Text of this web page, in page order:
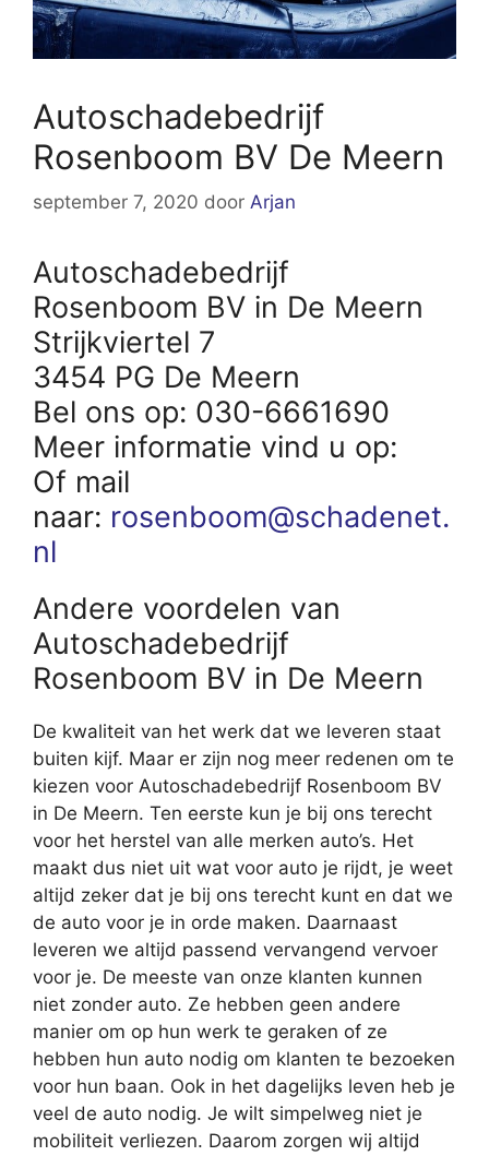
Autoschadebedrijf
Rosenboom BV De Meern
september 7, 2020 door Arjan
Autoschadebedrijf
Rosenboom BV in De Meern
Strijkviertel 7
3454 PG De Meern
Bel ons op: 030-6661690
Meer informatie vind u op:
Of mail
naar: rosenboom@schadenet.
nl
Andere voordelen van
Autoschadebedrijf
Rosenboom BV in De Meern
De kwaliteit van het werk dat we leveren staat
buiten kijf. Maar er zijn nog meer redenen om te
kiezen voor Autoschadebedrijf Rosenboom BV
in De Meern. Ten eerste kun je bij ons terecht
voor het herstel van alle merken auto’s. Het
maakt dus niet uit wat voor auto je rijdt, je weet
altijd zeker dat je bij ons terecht kunt en dat we
de auto voor je in orde maken. Daarnaast
leveren we altijd passend vervangend vervoer
voor je. De meeste van onze klanten kunnen
niet zonder auto. Ze hebben geen andere
manier om op hun werk te geraken of ze
hebben hun auto nodig om klanten te bezoeken
voor hun baan. Ook in het dagelijks leven heb je
veel de auto nodig. Je wilt simpelweg niet je
mobiliteit verliezen. Daarom zorgen wij altijd